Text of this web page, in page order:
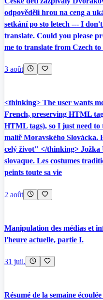
odpověděli hrou na ceng a
setkání po sto letech --- I
translate. Could you please
me to translate from Czech to
3 août
<thinking> The user wants
French, preserving HTML
HTML tags), so I just need
malíř Moravského Slovácka.
celý život" </thinking>
slovaque. Les costumes
peints toute sa vie
2 août
Manipulation des médias et
l'heure actuelle, partie I.
31 juil.
Résumé de la semaine